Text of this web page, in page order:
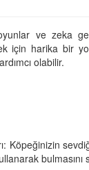
ve zeka
için harika bir
olabilir.
Köpeğinizin
Çiftlik